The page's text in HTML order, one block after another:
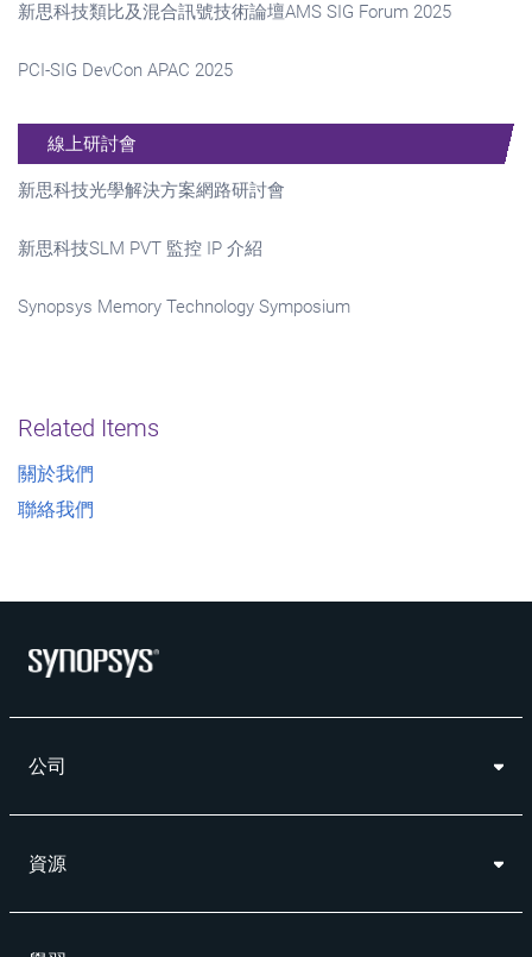
新思科技類比及混合訊號技術論壇AMS SIG Forum 2025
PCI-SIG DevCon APAC 2025
線上研討會
新思科技光學解決方案網路研討會
新思科技SLM PVT 監控 IP 介紹
Synopsys Memory Technology Symposium
Related Items
關於我們
聯絡我們
公司
資源